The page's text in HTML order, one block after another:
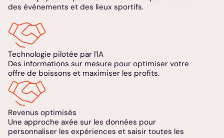
des événements et des lieux sportifs.
Technologie pilotée par l'IA
Des informations sur mesure pour optimiser votre
offre de boissons et maximiser les profits.
Revenus optimisés
Une approche axée sur les données pour
personnaliser les expériences et saisir toutes les